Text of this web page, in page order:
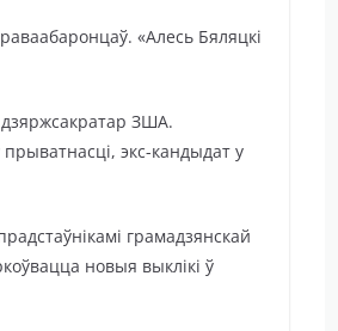
«Алесь Бяляцкі
дзяржсакратар ЗША.
экс-кандыдат у
грамадзянскай
новыя выклікі ў